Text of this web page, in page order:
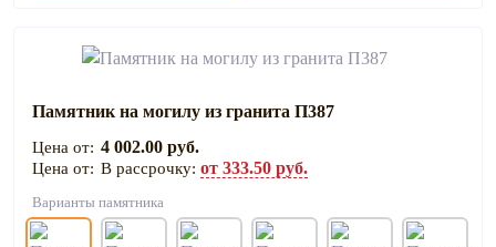
Памятник на могилу из гранита П387
4 002.00 руб.
В рассрочку: от 333.50 руб.
Варианты памятника